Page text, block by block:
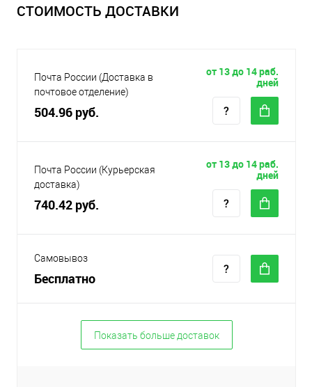
СТОИМОСТЬ ДОСТАВКИ
Почта России (Доставка в
почтовое отделение)
504.96 руб.
от 13 до 14 раб.
дней
Почта России (Курьерская
доставка)
740.42 руб.
от 13 до 14 раб.
дней
Самовывоз
Бесплатно
Показать больше доставок